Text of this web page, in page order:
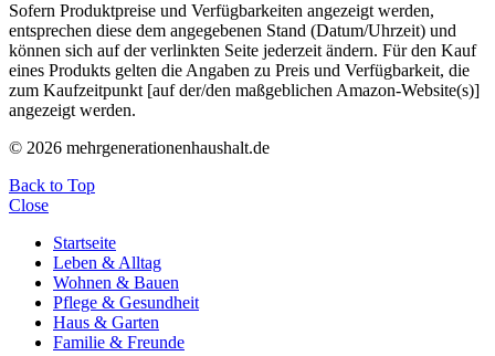
Sofern Produktpreise und Verfügbarkeiten angezeigt werden,
entsprechen diese dem angegebenen Stand (Datum/Uhrzeit) und
können sich auf der verlinkten Seite jederzeit ändern. Für den Kauf
eines Produkts gelten die Angaben zu Preis und Verfügbarkeit, die
zum Kaufzeitpunkt [auf der/den maßgeblichen Amazon-Website(s)]
angezeigt werden.
© 2026 mehrgenerationenhaushalt.de
Back to Top
Close
Startseite
Leben & Alltag
Wohnen & Bauen
Pflege & Gesundheit
Haus & Garten
Familie & Freunde